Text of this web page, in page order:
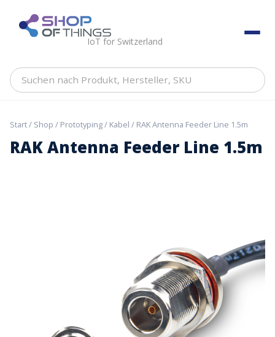
content ShopOfThings
IoT for Switzerland
Suchen
Hersteller,
Start/ Shop / Prototyping/ Kabel / RAK Antenna Feeder Line 1.5m
RAK Antenna Feeder Line 1.5m